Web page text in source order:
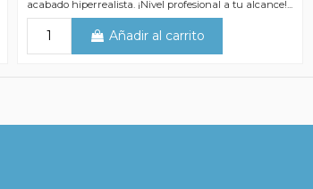
acabado hiperrealista. ¡Nivel profesional a tu alcance!...
Añadir al carrito